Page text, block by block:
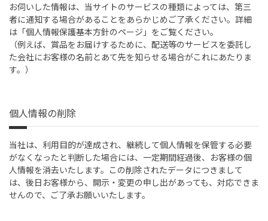
お伺いした情報は、当サイトのサービスの種類によっては、第三
者に通知する場合があることをあらかじめご了承ください。詳細
は「個人情報保護基本方針のページ」をご覧ください。
（例えば、賞品をお届けするために、配送等のサービスを委託し
た会社にお客様の名前とあて先を知らせる場合がこれにあたりま
す。）
個人情報の削除
当社は、利用目的が達成され、継続して個人情報を保管する必要
がなくなったと判断した場合には、一定期間経過後、お客様の個
人情報を消去いたします。この削除されたデータにつきまして
は、後日お客様から、開示・変更の申し出があっても、対応できま
せんので、ご了承お願いいたします。